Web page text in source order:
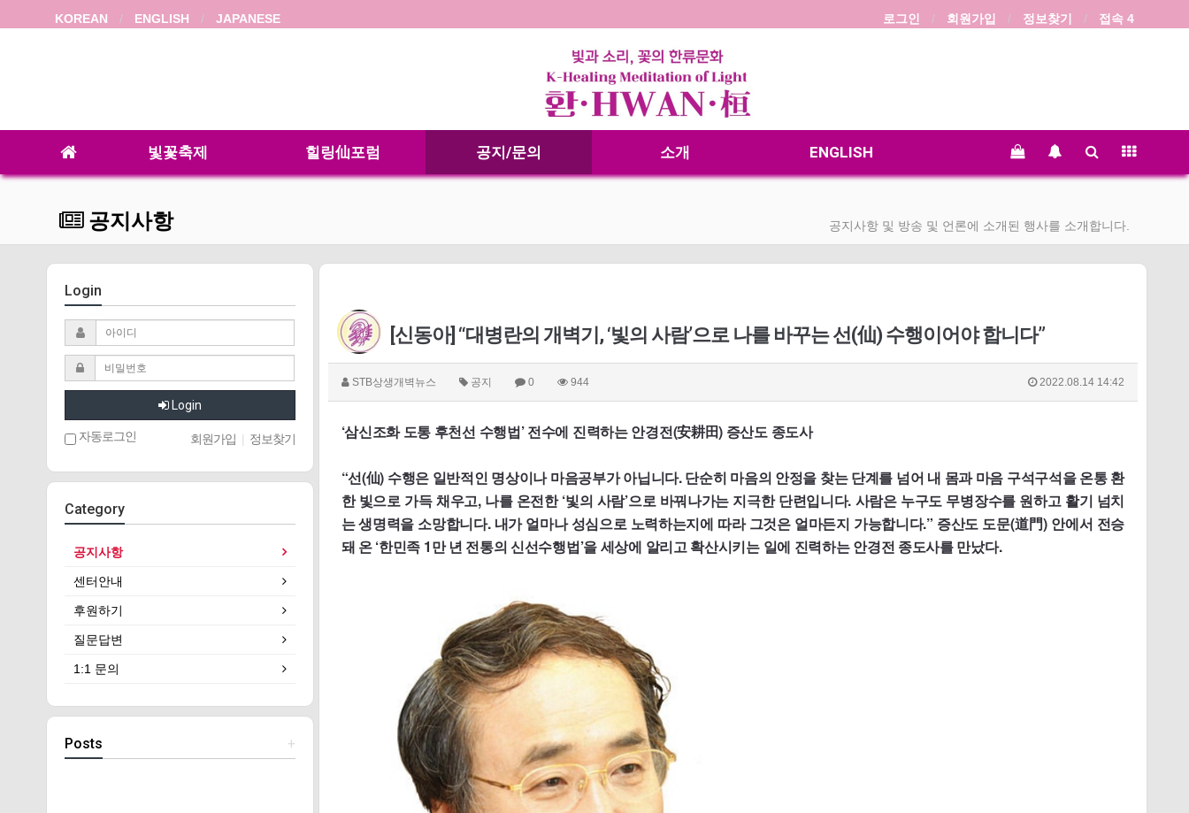
KOREAN ENGLISH JAPANESE 로그인 회원가입 정보찾기 접속 4
빛꽃축제 힐링仙포럼 공지/문의 소개 ENGLISH
공지사항 공지사항 및 방송 및 언론에 소개된 행사를 소개합니다.
[신동아] “대병란의 개벽기, ‘빛의 사람’으로 나를 바꾸는 선(仙) 수행이어야 합니다”
STB상생개벽뉴스 공지 0 944 2022.08.14 14:42
‘삼신조화 도통 후천선 수행법’ 전수에 진력하는 안경전(安耕田) 증산도 종도사
“선(仙) 수행은 일반적인 명상이나 마음공부가 아닙니다. 단순히 마음의 안정을 찾는 단계를 넘어 내 몸과 마음 구석구석을 온통 환
한 빛으로 가득 채우고, 나를 온전한 ‘빛의 사람’으로 바꿔나가는 지극한 단련입니다. 사람은 누구도 무병장수를 원하고 활기 넘치
는 생명력을 소망합니다. 내가 얼마나 성심으로 노력하는지에 따라 그것은 얼마든지 가능합니다.” 증산도 도문(道門) 안에서 전승
돼 온 ‘한민족 1만 년 전통의 신선수행법’을 세상에 알리고 확산시키는 일에 진력하는 안경전 종도사를 만났다.
Login
Login
자동로그인 회원가입 | 정보찾기
Category
공지사항
센터안내
후원하기
질문답변
1:1 문의
+
Posts